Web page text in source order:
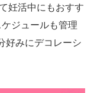
妊活中にもおすす
ケジュールも管理
好みにデコレーシ